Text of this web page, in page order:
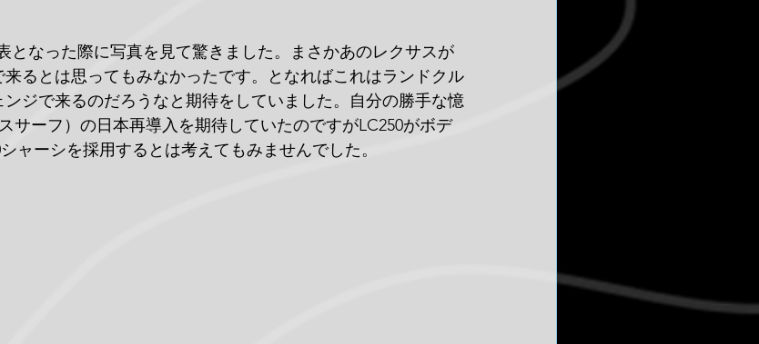
となった際に写真を見て驚きました。まさかあのレクサスが
るとは思ってもみなかったです。となればこれはランドクル
ジで来るのだろうなと期待をしていました。自分の勝手な憶
サーフ）の日本再導入を期待していたのですがLC250がボデ
ャーシを採用するとは考えてもみませんでした。